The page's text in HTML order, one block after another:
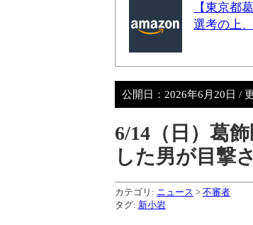
【東京都
選考の上
公開日： 2026年6月20日 /
6/14（日）葛
した男が目撃
カテゴリ: ニュース > 不審者
タグ: 新小岩